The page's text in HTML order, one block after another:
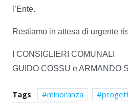
l’Ente.
Restiamo in attesa di urgente
I CONSIGLIERI COMUNALI
GUIDO COSSU e ARMANDO
Tags minoranza